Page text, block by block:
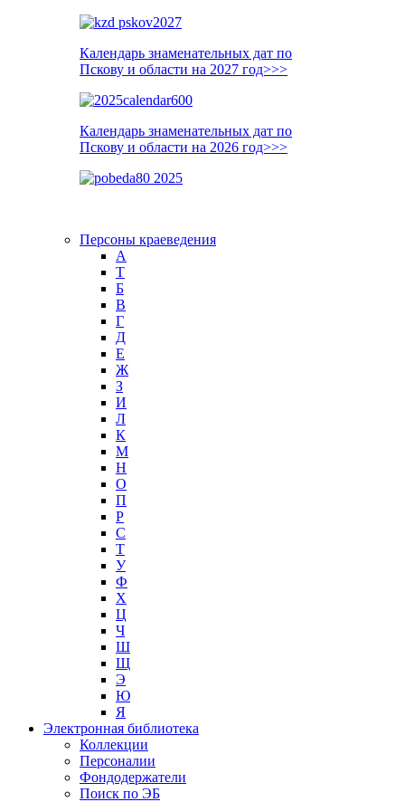
Календарь знаменательных дат по
Пскову и области на 2027 год>>>
Календарь знаменательных дат по
Пскову и области на 2026 год>>>
Персоны краеведения
А
T
Б
В
Г
Д
Е
Ж
З
И
Л
К
М
Н
О
П
Р
С
Т
У
Ф
Х
Ц
Ч
Ш
Щ
Э
Ю
Я
Электронная библиотека
Коллекции
Персоналии
Фондодержатели
Поиск по ЭБ